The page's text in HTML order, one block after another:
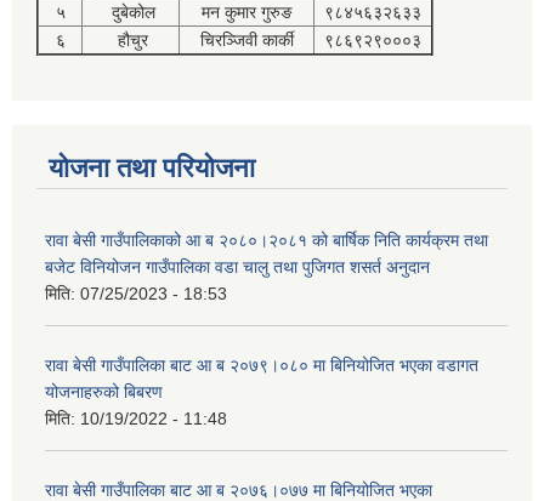
५
दुबेकोल मन कुमार गुरुङ
९८४५६३२६३३
६
हौचुर चिरञ्जिवी कार्की ९८६९२९०००३
योजना तथा परियोजना
रावा बेसी गाउँपालिकाको आ ब २०८०।२०८१ को बार्षिक निति कार्यक्रम तथा
बजेट विनियोजन गाउँपालिका वडा चालु तथा पुजिगत शसर्त अनुदान
मिति: 07/25/2023 - 18:53
रावा बेसी गाउँपालिका बाट आ ब २०७९।०८० मा बिनियोजित भएका वडागत
योजनाहरुको बिबरण
मिति: 10/19/2022 - 11:48
रावा बेसी गाउँपालिका बाट आ ब २०७६।०७७ मा बिनियोजित भएका